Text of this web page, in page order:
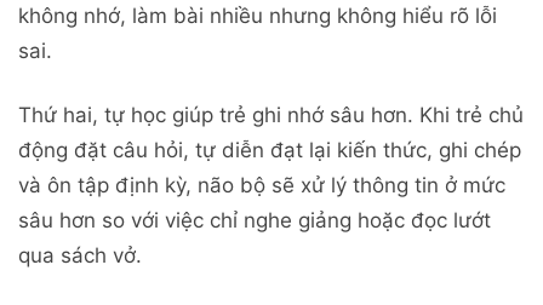
không nhớ, làm bài nhiều nhưng không hiểu rõ lỗi
sai.
Thứ hai, tự học giúp trẻ ghi nhớ sâu hơn. Khi trẻ chủ
động đặt câu hỏi, tự diễn đạt lại kiến thức, ghi chép
và ôn tập định kỳ, não bộ sẽ xử lý thông tin ở mức
sâu hơn so với việc chỉ nghe giảng hoặc đọc lướt
qua sách vở.